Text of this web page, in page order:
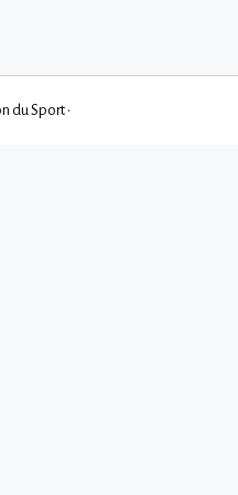
du Sport •